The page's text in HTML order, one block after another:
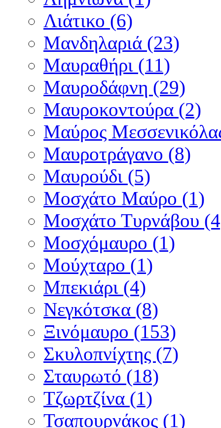
Λιάτικο (6)
Μανδηλαριά (23)
Μαυραθήρι (11)
Μαυροδάφνη (29)
Μαυροκοντούρα (2)
Μαύρος
Μαυροτράγανο (8)
Μαυρούδι (5)
Μοσχάτο Μαύρο (1)
Μοσχάτο Τυρνάβου
Μοσχόμαυρο (1)
Μούχταρο (1)
Μπεκιάρι (4)
Νεγκότσκα (8)
Ξινόμαυρο (153)
Σκυλοπνίχτης (7)
Σταυρωτό (18)
Τζωρτζίνα (1)
Τσαπουρνάκος (1)